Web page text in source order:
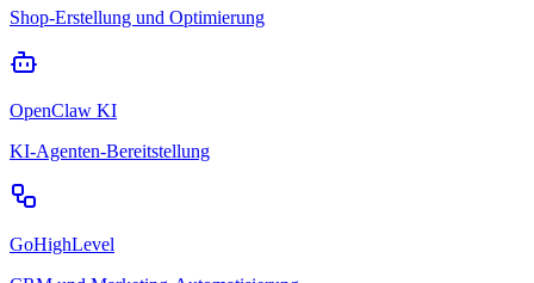
Shop-Erstellung und Optimierung
OpenClaw KI
KI-Agenten-Bereitstellung
GoHighLevel